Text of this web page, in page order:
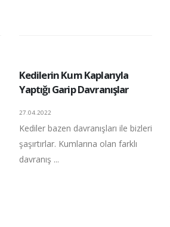
Kedilerin Kum Kaplarıyla
Yaptığı Garip Davranışlar
27.04.2022
Kediler bazen davranışları ile bizleri
şaşırtırlar. Kumlarına olan farklı
davranış ...